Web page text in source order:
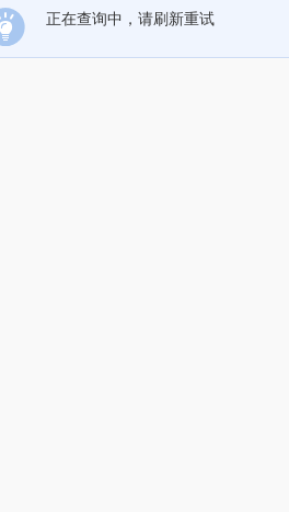
正在查询中，请刷新重试